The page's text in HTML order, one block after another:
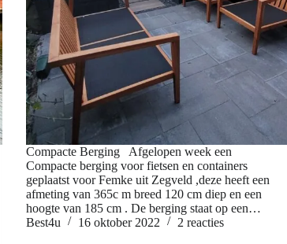
Compacte Berging Afgelopen week een
Compacte berging voor fietsen en containers
geplaatst voor Femke uit Zegveld ,deze heeft een
afmeting van 365c m breed 120 cm diep en een
hoogte van 185 cm . De berging staat op een…
Best4u
16 oktober 2022 2 reacties